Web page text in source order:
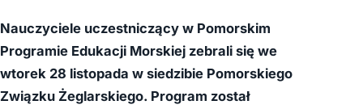
Nauczyciele uczestniczący w Pomorskim
Programie Edukacji Morskiej zebrali się we
wtorek 28 listopada w siedzibie Pomorskiego
Związku Żeglarskiego. Program został